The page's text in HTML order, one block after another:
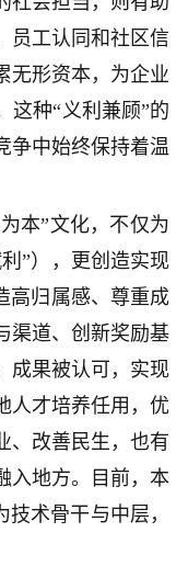
员工认同和社区信
无形资本，为企业
这种“义利兼顾”的
争中始终保持着温
本”文化，不仅为
”），更创造实现
高归属感、尊重成
渠道、创新奖励基
成果被认可，实现
人才培养任用，优
、改善民生，也有
入地方。目前，本
术骨干与中层，